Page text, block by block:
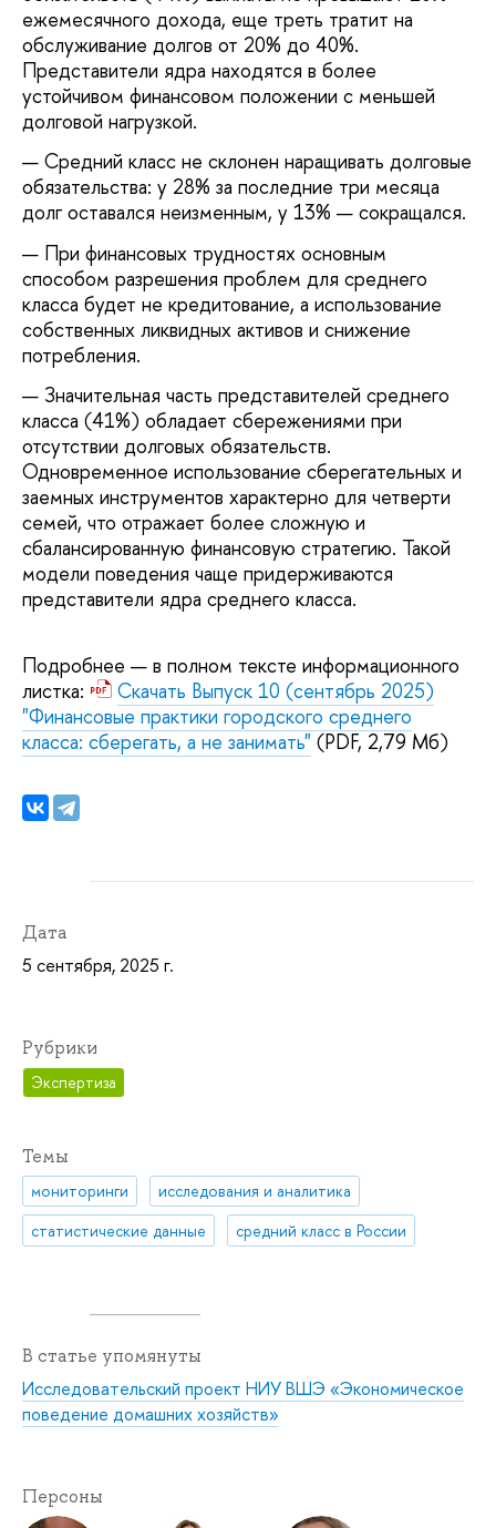
ежемесячного дохода, еще треть тратит на
обслуживание долгов от 20% до 40%.
Представители ядра находятся в более
устойчивом финансовом положении с меньшей
долговой нагрузкой.
Средний класс не склонен наращивать долговые
обязательства: у 28% за последние три месяца
долг оставался неизменным, у 13% — сокращался.
При финансовых трудностях основным
способом разрешения проблем для среднего
класса будет не кредитование, а использование
собственных ликвидных активов и снижение
потребления.
Значительная часть представителей среднего
класса (41%) обладает сбережениями при
отсутствии долговых обязательств.
Одновременное использование сберегательных и
заемных инструментов характерно для четверти
семей, что отражает более сложную и
сбалансированную финансовую стратегию. Такой
модели поведения чаще придерживаются
представители ядра среднего класса.
Подробнее — в полном тексте информационного
листка:
Скачать Выпуск 10 (сентябрь 2025)
"Финансовые практики городского среднего
класса: сберегать, а не занимать" (PDF, 2,79 Мб)
Дата
5 сентября, 2025 г.
Рубрики
Экспертиза
Темы
мониторинги
исследования и аналитика
статистические данные
средний класс в России
В статье упомянуты
Исследовательский проект НИУ ВШЭ «Экономическое
поведение домашних хозяйств»
Персоны